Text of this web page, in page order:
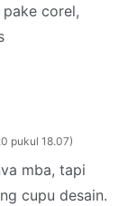
corel,
pukul 18.07
mba, tapi
cupu desain.